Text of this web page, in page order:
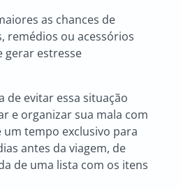
as chances de
remédios ou acessórios
gerar estresse
de evitar essa situação
e organizar sua mala com
um tempo exclusivo para
antes da viagem, de
de uma lista com os itens